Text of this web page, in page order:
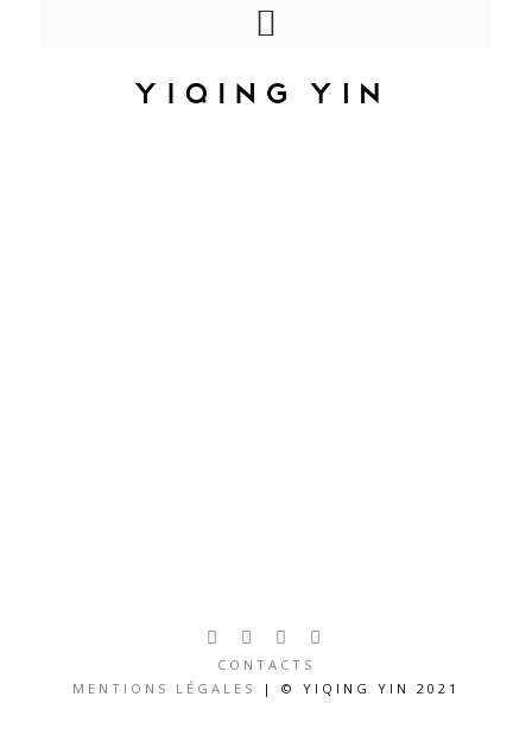
CONTACTS
MENTIONS LÉGALES
| © YIQING YIN 2021